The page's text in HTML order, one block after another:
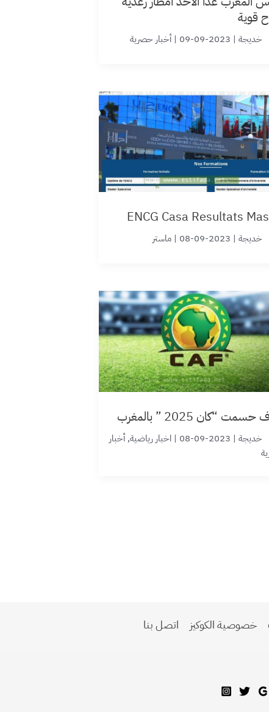
قوية
خديجة |
2023-09-09
|أخبار حصرية
ENCG Casa Resultats
خديجة |
2023-09-08
|ماستر
“كان 2025 ” بالمغرب
خديجة |
2023-09-08
|اخبار رياضية,أخبار
خصوصية الكوكيز اتصل بنا